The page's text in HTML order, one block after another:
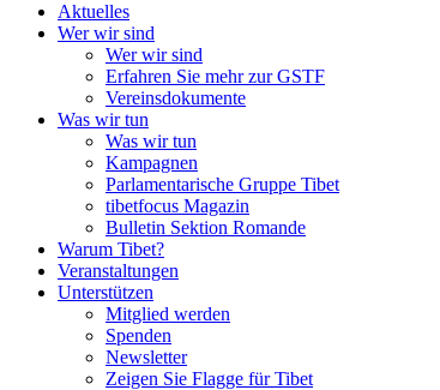
Aktuelles
Wer wir sind
Wer wir sind
Erfahren Sie mehr zur GSTF
Vereinsdokumente
Was wir tun
Was wir tun
Kampagnen
Parlamentarische Gruppe Tibet
tibetfocus Magazin
Bulletin Sektion Romande
Warum Tibet?
Veranstaltungen
Unterstützen
Mitglied werden
Spenden
Newsletter
Zeigen Sie Flagge für Tibet